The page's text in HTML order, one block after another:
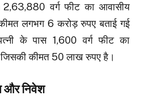
2,63,880 वर्ग फीट का आवासीय
लगभग 6 करोड़ रुपए बताई गई
के पास 1,600 वर्ग फीट का
जिसकी कीमत 50 लाख रुपए है।
और निवेश